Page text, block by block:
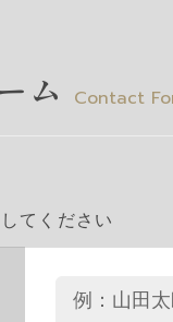
ム Contact
てください